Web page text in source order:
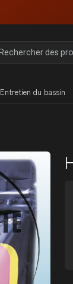
Entretien du bassin